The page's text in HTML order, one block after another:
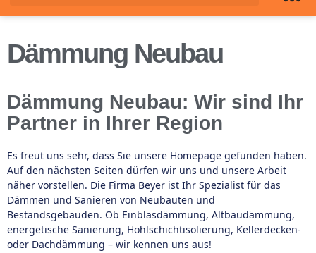
Dämmung Neubau
Dämmung Neubau: Wir sind Ihr
Partner in Ihrer Region
Es freut uns sehr, dass Sie unsere Homepage gefunden haben.
Auf den nächsten Seiten dürfen wir uns und unsere Arbeit
näher vorstellen. Die Firma Beyer ist Ihr Spezialist für das
Dämmen und Sanieren von Neubauten und
Bestandsgebäuden. Ob Einblasdämmung, Altbaudämmung,
energetische Sanierung, Hohlschichtisolierung, Kellerdecken-
oder Dachdämmung – wir kennen uns aus!